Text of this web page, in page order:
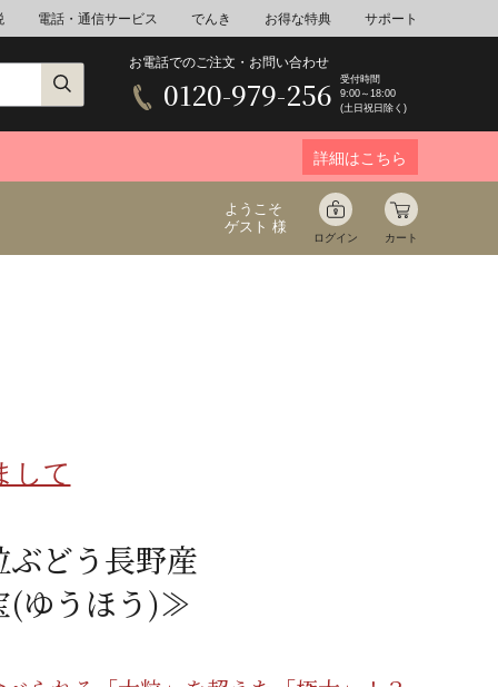
電話・通信サービス でんき お得な特典 サポート
お電話でのご注文・お問い合わせ
0120-979-256
受付時間
9:00～18:00
(土日祝日除く)
詳細はこちら
寄せ 健康/美容
ようこそ
ゲスト 様
ログイン カート
して
ぶどう長野産
ゆうほう)≫